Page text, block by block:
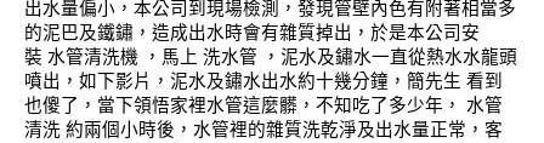
出水量偏小，本公司到現場檢測，發現管壁內色有附著相當多
的泥巴及鐵鏽，造成出水時會有雜質掉出，於是本公司安
裝 水管清洗機 ，馬上 洗水管 ，泥水及鏽水一直從熱水水龍頭
噴出，如下影片，泥水及鏽水出水約十幾分鐘，簡先生 看到
也傻了，當下領悟家裡水管這麼髒，不知吃了多少年， 水管
清洗 約兩個小時後，水管裡的雜質洗乾淨及出水量正常，客